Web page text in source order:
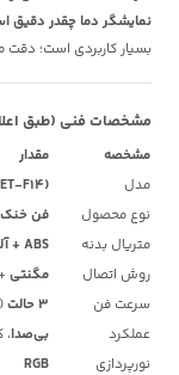
نمایشگر دما چقدر دقیق
بسیار کاربردی است؛
مشخصات فنی (طبق
مشخصه
مقدار
مدل
F14)
نوع محصول
فن
متریال بدنه
ABS + آلیاژ آلومینیوم
روش اتصال
مگنتی
سرعت فن
۳ حالت
(Low/Med/High)
عملکرد
بی‌صدا
نورپردازی
RGB